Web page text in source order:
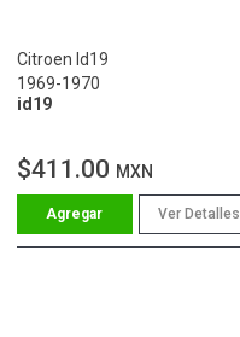
Citroen Id19
1969-1970
id19
$411.00 MXN
Ver Detalles